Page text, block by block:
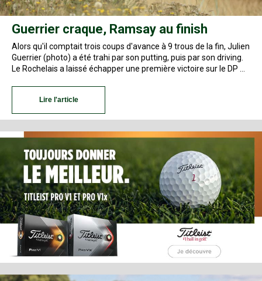
Guerrier craque, Ramsay au finish
Alors qu'il comptait trois coups d'avance à 9 trous de la fin, Julien
Guerrier (photo) a été trahi par son putting, puis par son driving.
Le Rochelais a laissé échapper une première victoire sur le DP …
Lire l'article